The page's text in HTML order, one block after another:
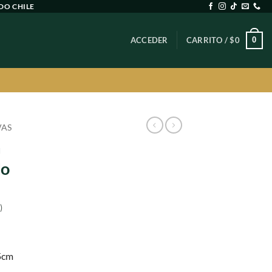
CHILE
ACCEDER CARRITO /$0 0